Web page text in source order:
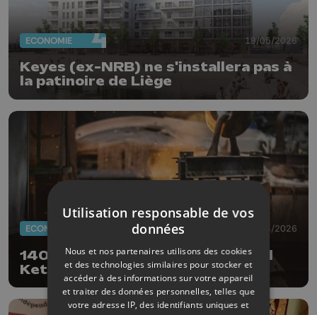
ECONOMIE 19/05/2026
Keyes (ex-NRB) ne s'installera pas à
la patinoire de Liège
ECONOMIE 30/04/2026
140 emplois perdus chez Marichal
Ketin
Utilisation responsable de vos
données
Nous et nos partenaires utilisons des cookies
et des technologies similaires pour stocker et
accéder à des informations sur votre appareil
et traiter des données personnelles, telles que
votre adresse IP, des identifiants uniques et